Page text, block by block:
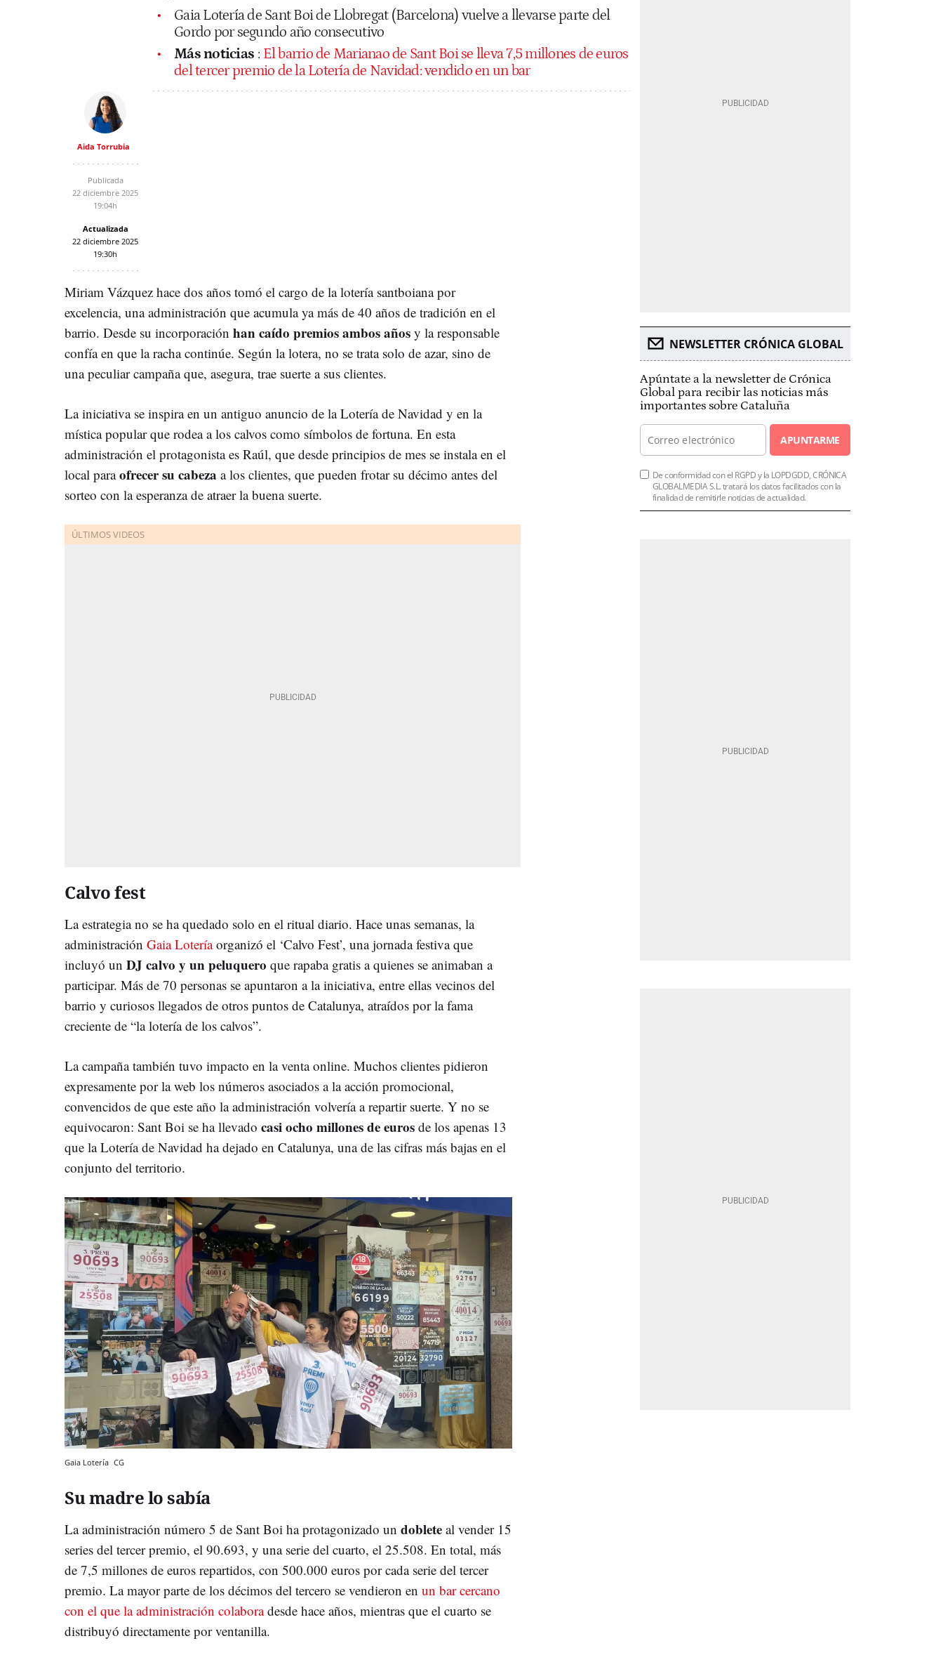
Gaia Lotería de Sant Boi de Llobregat (Barcelona) vuelve a llevarse parte del
Gordo por segundo año consecutivo
Más noticias : El barrio de Marianao de Sant Boi se lleva 7,5 millones de euros
del tercer premio de la Lotería de Navidad: vendido en un bar
Aida Torrubia
Publicada
22 diciembre 2025
19:04h
Actualizada
22 diciembre 2025
19:30h
Miriam Vázquez hace dos años tomó el cargo de la lotería santboiana por
excelencia, una administración que acumula ya más de 40 años de tradición en el
barrio. Desde su incorporación han caído premios ambos años y la responsable
confía en que la racha continúe. Según la lotera, no se trata solo de azar, sino de
una peculiar campaña que, asegura, trae suerte a sus clientes.
La iniciativa se inspira en un antiguo anuncio de la Lotería de Navidad y en la
mística popular que rodea a los calvos como símbolos de fortuna. En esta
administración el protagonista es Raúl, que desde principios de mes se instala en el
local paraofrecer su cabeza a los clientes, que pueden frotar su décimo antes del
sorteo con la esperanza de atraer la buena suerte.
Calvo fest
La estrategia no se ha quedado solo en el ritual diario. Hace unas semanas, la
administración Gaia Loteríaorganizó el ‘Calvo Fest’, una jornada festiva que
incluyó un DJ calvo y un peluquero que rapaba gratis a quienes se animaban a
participar. Más de 70 personas se apuntaron a la iniciativa, entre ellas vecinos del
barrio y curiosos llegados de otros puntos de Catalunya, atraídos por la fama
creciente de “la lotería de los calvos”.
La campaña también tuvo impacto en la venta online. Muchos clientes pidieron
expresamente por la web los números asociados a la acción promocional,
convencidos de que este año la administración volvería a repartir suerte. Y no se
equivocaron: Sant Boi se ha llevado casi ocho millones de euros de los apenas 13
que la Lotería de Navidad ha dejado en Catalunya, una de las cifras más bajas en el
conjunto del territorio.
Gaia Lotería CG
Su madre lo sabía
La administración número 5 de Sant Boi ha protagonizado un doblete al vender 15
series del tercer premio, el 90.693, y una serie del cuarto, el 25.508. En total, más
de 7,5 millones de euros repartidos, con 500.000 euros por cada serie del tercer
premio. La mayor parte de los décimos del tercero se vendieron en un bar cercano
con el que la administración colaboradesde hace años, mientras que el cuarto se
distribuyó directamente por ventanilla.
NEWSLETTER CRÓNICA GLOBAL
Apúntate a la newsletter de Crónica
Global para recibir las noticias más
importantes sobre Cataluña
APUNTARME
De conformidad con el RGPD y la LOPDGDD, CRÓNICA
GLOBALMEDIA S.L. tratará los datos facilitados con la
finalidad de remitirle noticias de actualidad.